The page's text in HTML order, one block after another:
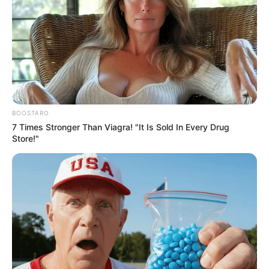
BOOSTARO
7 Times Stronger Than Viagra! "It Is Sold In Every Drug
Store!"